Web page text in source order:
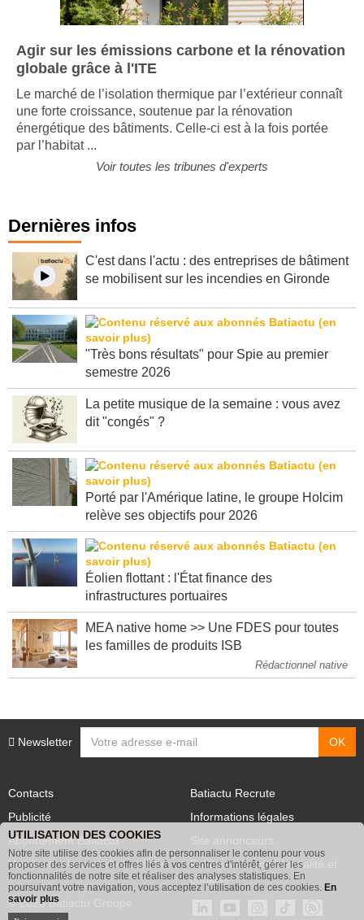
Agir sur les émissions carbone et la rénovation
globale grâce à l'ITE
Le marché de l’isolation thermique par l’extérieur connaît
une forte croissance, soutenue par la rénovation
énergétique des bâtiments. Celle-ci est à la fois portée
Dernières infos
C'est dans l'actu : des entreprises de bâtiment
"Très bons résultats" pour Spie au premier
La petite musique de la semaine : vous avez
Porté par l'Amérique latine, le groupe Holcim
Éolien flottant : l'État finance des
MEA native home >> Une FDES pour toutes
Rédactionnel native
Publicité
Abonnement Batiactu
Voir les contenus+ de Batiactu
Site annonceurs
Politique de confidentialité et
cookies
© 2026 Batiactu Groupe
UTILISATION DES COOKIES
Notre site utilise des cookies afin de personnaliser le contenu pour vous
proposer des services et offres liés à vos centres d'intérêt, gérer les
fonctionnalités de notre site et réaliser des analyses statistiques. En
poursuivant votre navigation, vous acceptez l’utilisation de ces cookies. En
savoir plus